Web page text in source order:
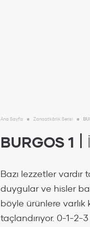
Ana Sayfa Zanaatkârlık Serisi
BURGOS 1
Bazı lezzetler
duygular ve hisler
böyle ürünlere varlık
taçlandırıyor. 0-1-2-